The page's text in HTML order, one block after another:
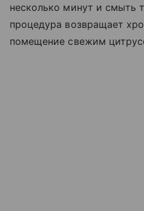
несколько минут и смыть
процедура возвращает
помещение свежим